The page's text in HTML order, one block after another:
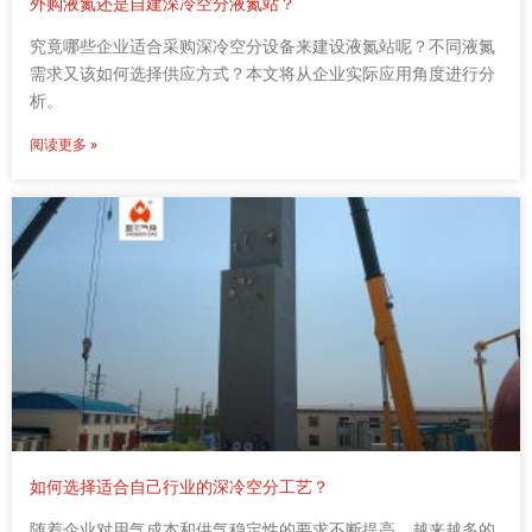
究竟哪些企业适合采购深冷空分设备来建设液氮站呢？不同液氮
需求又该如何选择供应方式？本文将从企业实际应用角度进行分
析。
阅读更多 »
如何选择适合自己行业的深冷空分工艺？